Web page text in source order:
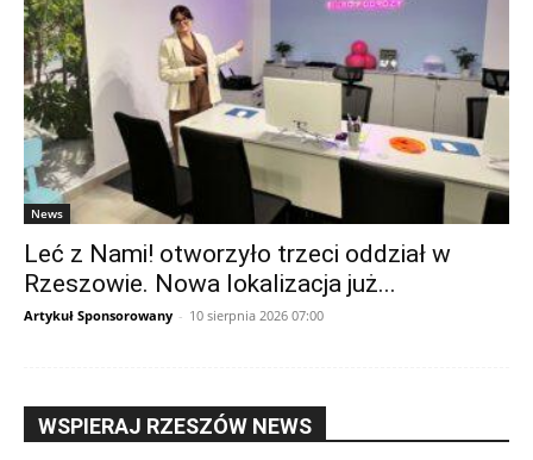
News
Leć z Nami! otworzyło trzeci oddział w
Rzeszowie. Nowa lokalizacja już...
Artykuł Sponsorowany - 10 sierpnia 2026 07:00
WSPIERAJ RZESZÓW NEWS